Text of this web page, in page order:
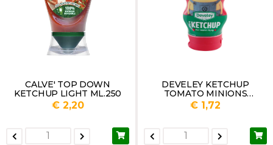
CALVE' TOP DOWN
KETCHUP LIGHT ML.250
€ 2,20
DEVELEY KETCHUP
TOMATO MINIONS
SQUEEZE ML 250
€ 1,72